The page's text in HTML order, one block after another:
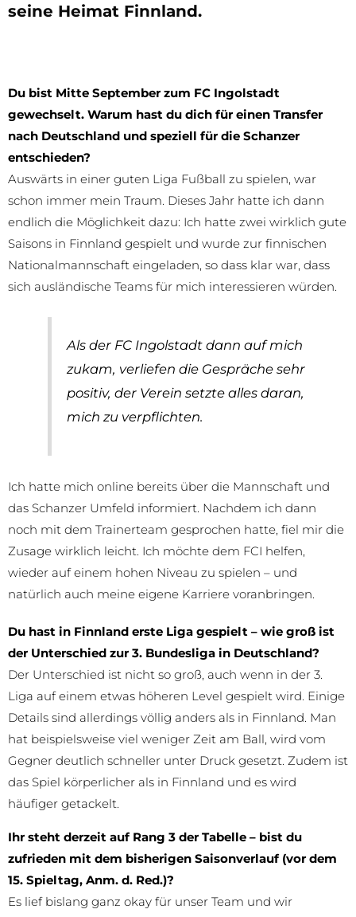
seine Heimat Finnland.
Du bist Mitte September zum FC Ingolstadt
gewechselt. Warum hast du dich für einen Transfer
nach Deutschland und speziell für die Schanzer
entschieden?
Auswärts in einer guten Liga Fußball zu spielen, war
schon immer mein Traum. Dieses Jahr hatte ich dann
endlich die Möglichkeit dazu: Ich hatte zwei wirklich gute
Saisons in Finnland gespielt und wurde zur finnischen
Nationalmannschaft eingeladen, so dass klar war, dass
sich ausländische Teams für mich interessieren würden.
Als der FC Ingolstadt dann auf mich
zukam, verliefen die Gespräche sehr
positiv, der Verein setzte alles daran,
mich zu verpflichten.
Ich hatte mich online bereits über die Mannschaft und
das Schanzer Umfeld informiert. Nachdem ich dann
noch mit dem Trainerteam gesprochen hatte, fiel mir die
Zusage wirklich leicht. Ich möchte dem FCI helfen,
wieder auf einem hohen Niveau zu spielen – und
natürlich auch meine eigene Karriere voranbringen.
Du hast in Finnland erste Liga gespielt – wie groß ist
der Unterschied zur 3. Bundesliga in Deutschland?
Der Unterschied ist nicht so groß, auch wenn in der 3.
Liga auf einem etwas höheren Level gespielt wird. Einige
Details sind allerdings völlig anders als in Finnland. Man
hat beispielsweise viel weniger Zeit am Ball, wird vom
Gegner deutlich schneller unter Druck gesetzt. Zudem ist
das Spiel körperlicher als in Finnland und es wird
häufiger getackelt.
Ihr steht derzeit auf Rang 3 der Tabelle – bist du
zufrieden mit dem bisherigen Saisonverlauf (vor dem
15. Spieltag, Anm. d. Red.)?
Es lief bislang ganz okay für unser Team und wir